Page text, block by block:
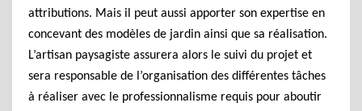
attributions. Mais il peut aussi apporter son expertise en
concevant des modèles de jardin ainsi que sa réalisation.
L’artisan paysagiste assurera alors le suivi du projet et
sera responsable de l’organisation des différentes tâches
à réaliser avec le professionnalisme requis pour aboutir